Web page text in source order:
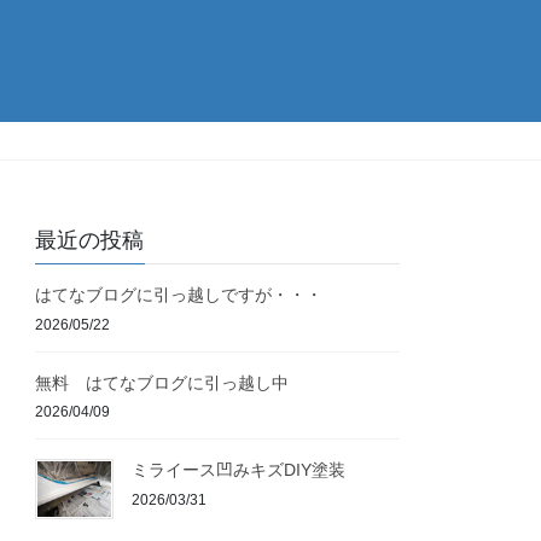
最近の投稿
はてなブログに引っ越しですが・・・
2026/05/22
無料 はてなブログに引っ越し中
2026/04/09
ミライース凹みキズDIY塗装
2026/03/31